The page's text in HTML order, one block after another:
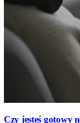
Czy jesteś gotowy